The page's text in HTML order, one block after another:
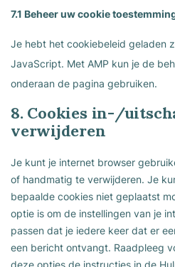
7.1 Beheer uw cookie
Je hebt het cookiebeleid geladen
JavaScript. Met AMP kun je de
onderaan de pagina gebruiken.
8. Cookies in-/
verwijderen
Je kunt je internet browser
of handmatig te verwijderen. Je
bepaalde cookies niet geplaatst
optie is om de instellingen van je
passen dat je iedere keer dat er
een bericht ontvangt. Raadpleeg
deze opties de instructies in de